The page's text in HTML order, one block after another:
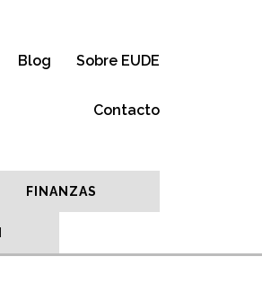
Blog Sobre EUDE
Contacto
FINANZAS